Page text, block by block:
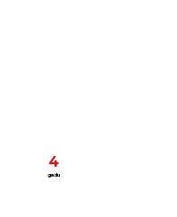
4
gadu